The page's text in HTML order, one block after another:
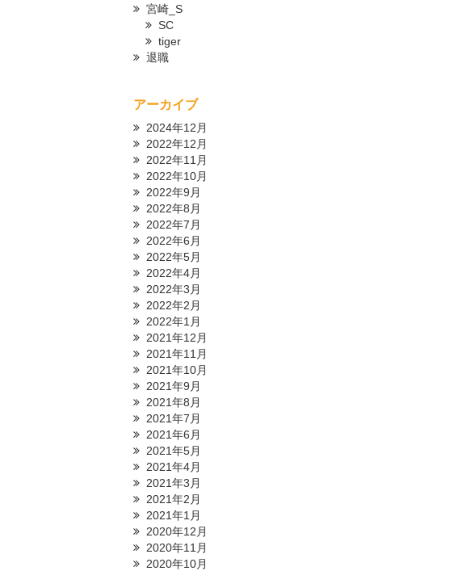
宮崎_S
SC
tiger
退職
アーカイブ
2024年12月
2022年12月
2022年11月
2022年10月
2022年9月
2022年8月
2022年7月
2022年6月
2022年5月
2022年4月
2022年3月
2022年2月
2022年1月
2021年12月
2021年11月
2021年10月
2021年9月
2021年8月
2021年7月
2021年6月
2021年5月
2021年4月
2021年3月
2021年2月
2021年1月
2020年12月
2020年11月
2020年10月